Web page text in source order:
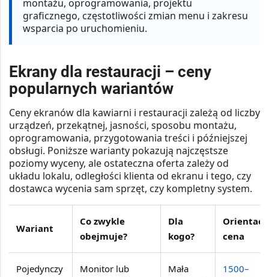
montażu, oprogramowania, projektu
graficznego, częstotliwości zmian menu i zakresu
wsparcia po uruchomieniu.
Ekrany dla restauracji – ceny
popularnych wariantów
Ceny ekranów dla kawiarni i restauracji zależą od liczby
urządzeń, przekątnej, jasności, sposobu montażu,
oprogramowania, przygotowania treści i późniejszej
obsługi. Poniższe warianty pokazują najczęstsze
poziomy wyceny, ale ostateczna oferta zależy od
układu lokalu, odległości klienta od ekranu i tego, czy
dostawca wycenia sam sprzęt, czy kompletny system.
Wariant
Co zwykle
obejmuje?
Dla
kogo?
cena
Pojedynczy
Monitor lub
Mała
1500–